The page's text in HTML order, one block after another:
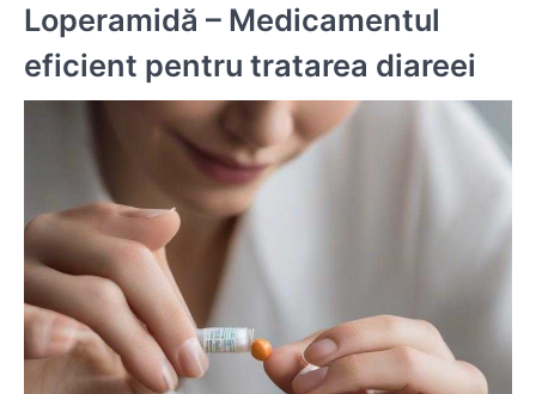
Loperamidă – Medicamentul
eficient pentru tratarea diareei